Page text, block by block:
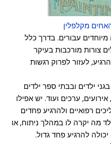
מקלפלין
עבורים. בדרך כלל
צורות מורכבות בעיקר
לעזור לפרוק רגשות
ילדים ובבתי ספר ילדים
ערכים ועוד. יש אפילו
רפואיים ולהרגיע פחדים
מה יקרה לו במהלך ניתוח, או
להרגיע פחד גדול.